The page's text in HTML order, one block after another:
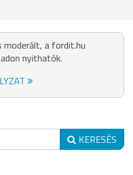
moderált, a fordit.hu
nyithatók.
KERESÉS